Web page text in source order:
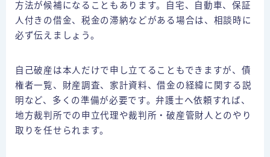
方法が候補になることもあります。自宅、自動車、保証
人付きの借金、税金の滞納などがある場合は、相談時に
必ず伝えましょう。
自己破産は本人だけで申し立てることもできますが、債
権者一覧、財産調査、家計資料、借金の経緯に関する説
明など、多くの準備が必要です。弁護士へ依頼すれば、
地方裁判所での申立代理や裁判所・破産管財人とのやり
取りを任せられます。